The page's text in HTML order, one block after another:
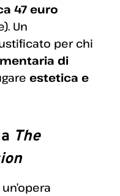
47 euro
Un
per chi
di
estetica e
The